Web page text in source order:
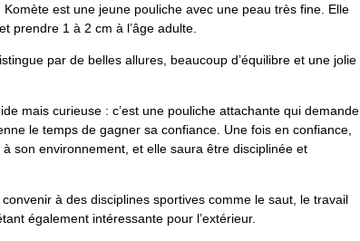
est une jeune pouliche avec une peau très fine. Elle
prendre 1 à 2 cm à l’âge adulte.
par de belles allures, beaucoup d’équilibre et une jolie
mais curieuse : c’est une pouliche attachante qui demande
le temps de gagner sa confiance. Une fois en confiance,
son environnement, et elle saura être disciplinée et
à des disciplines sportives comme le saut, le travail
également intéressante pour l’extérieur.